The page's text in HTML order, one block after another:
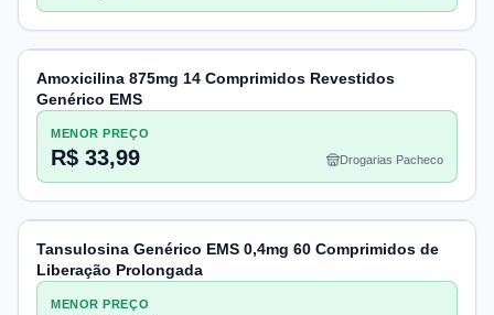
Amoxicilina 875mg 14 Comprimidos Revestidos
Genérico EMS
MENOR PREÇO
R$ 33,99 Drogarias Pacheco
Tansulosina Genérico EMS 0,4mg 60 Comprimidos de
Liberação Prolongada
MENOR PREÇO